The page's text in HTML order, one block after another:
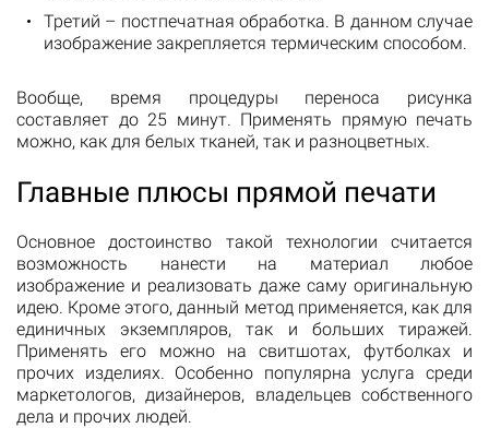
Третий – постпечатная обработка. В данном случае
изображение закрепляется термическим способом.
Вообще, время процедуры переноса рисунка
составляет до 25 минут. Применять прямую печать
можно, как для белых тканей, так и разноцветных.
Главные плюсы прямой печати
Основное достоинство такой технологии считается
возможность нанести на материал любое
изображение и реализовать даже саму оригинальную
идею. Кроме этого, данный метод применяется, как для
единичных экземпляров, так и больших тиражей.
Применять его можно на свитшотах, футболках и
прочих изделиях. Особенно популярна услуга среди
маркетологов, дизайнеров, владельцев собственного
дела и прочих людей.